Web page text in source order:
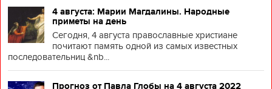
4 августа: Марии Магдалины. Народные
приметы на день
Сегодня, 4 августа православные христиане
почитают память одной из самых известных
последовательниц &nb...
Прогноз от Павла Глобы на 4 августа 2022